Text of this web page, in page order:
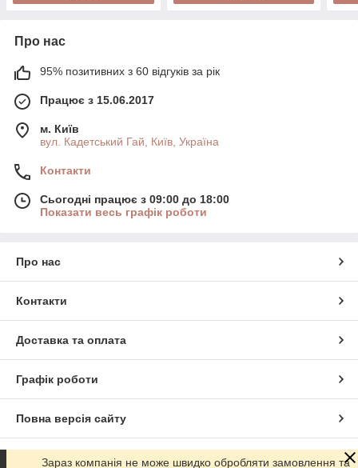
Про нас
95% позитивних з 60 відгуків за рік
Працює з 15.06.2017
м. Київ
вул. Кадетський Гай, Київ, Україна
Контакти
Сьогодні працює з 09:00 до 18:00
Показати весь графік роботи
Про нас
Контакти
Доставка та оплата
Графік роботи
Повна версія сайту
Сайт створено на маркетплейсі Prom.ua
Зараз компанія не може швидко обробляти замовлення та